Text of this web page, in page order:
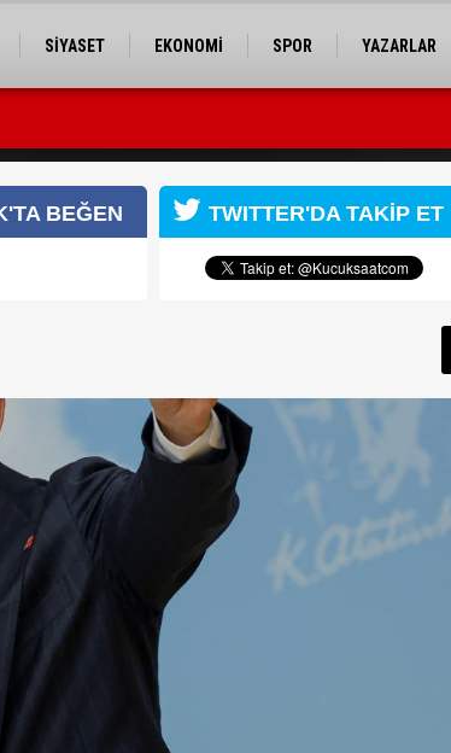
SİYASET EKONOMİ SPOR YAZARLAR
BEĞEN TWITTER'DA TAKİP ET